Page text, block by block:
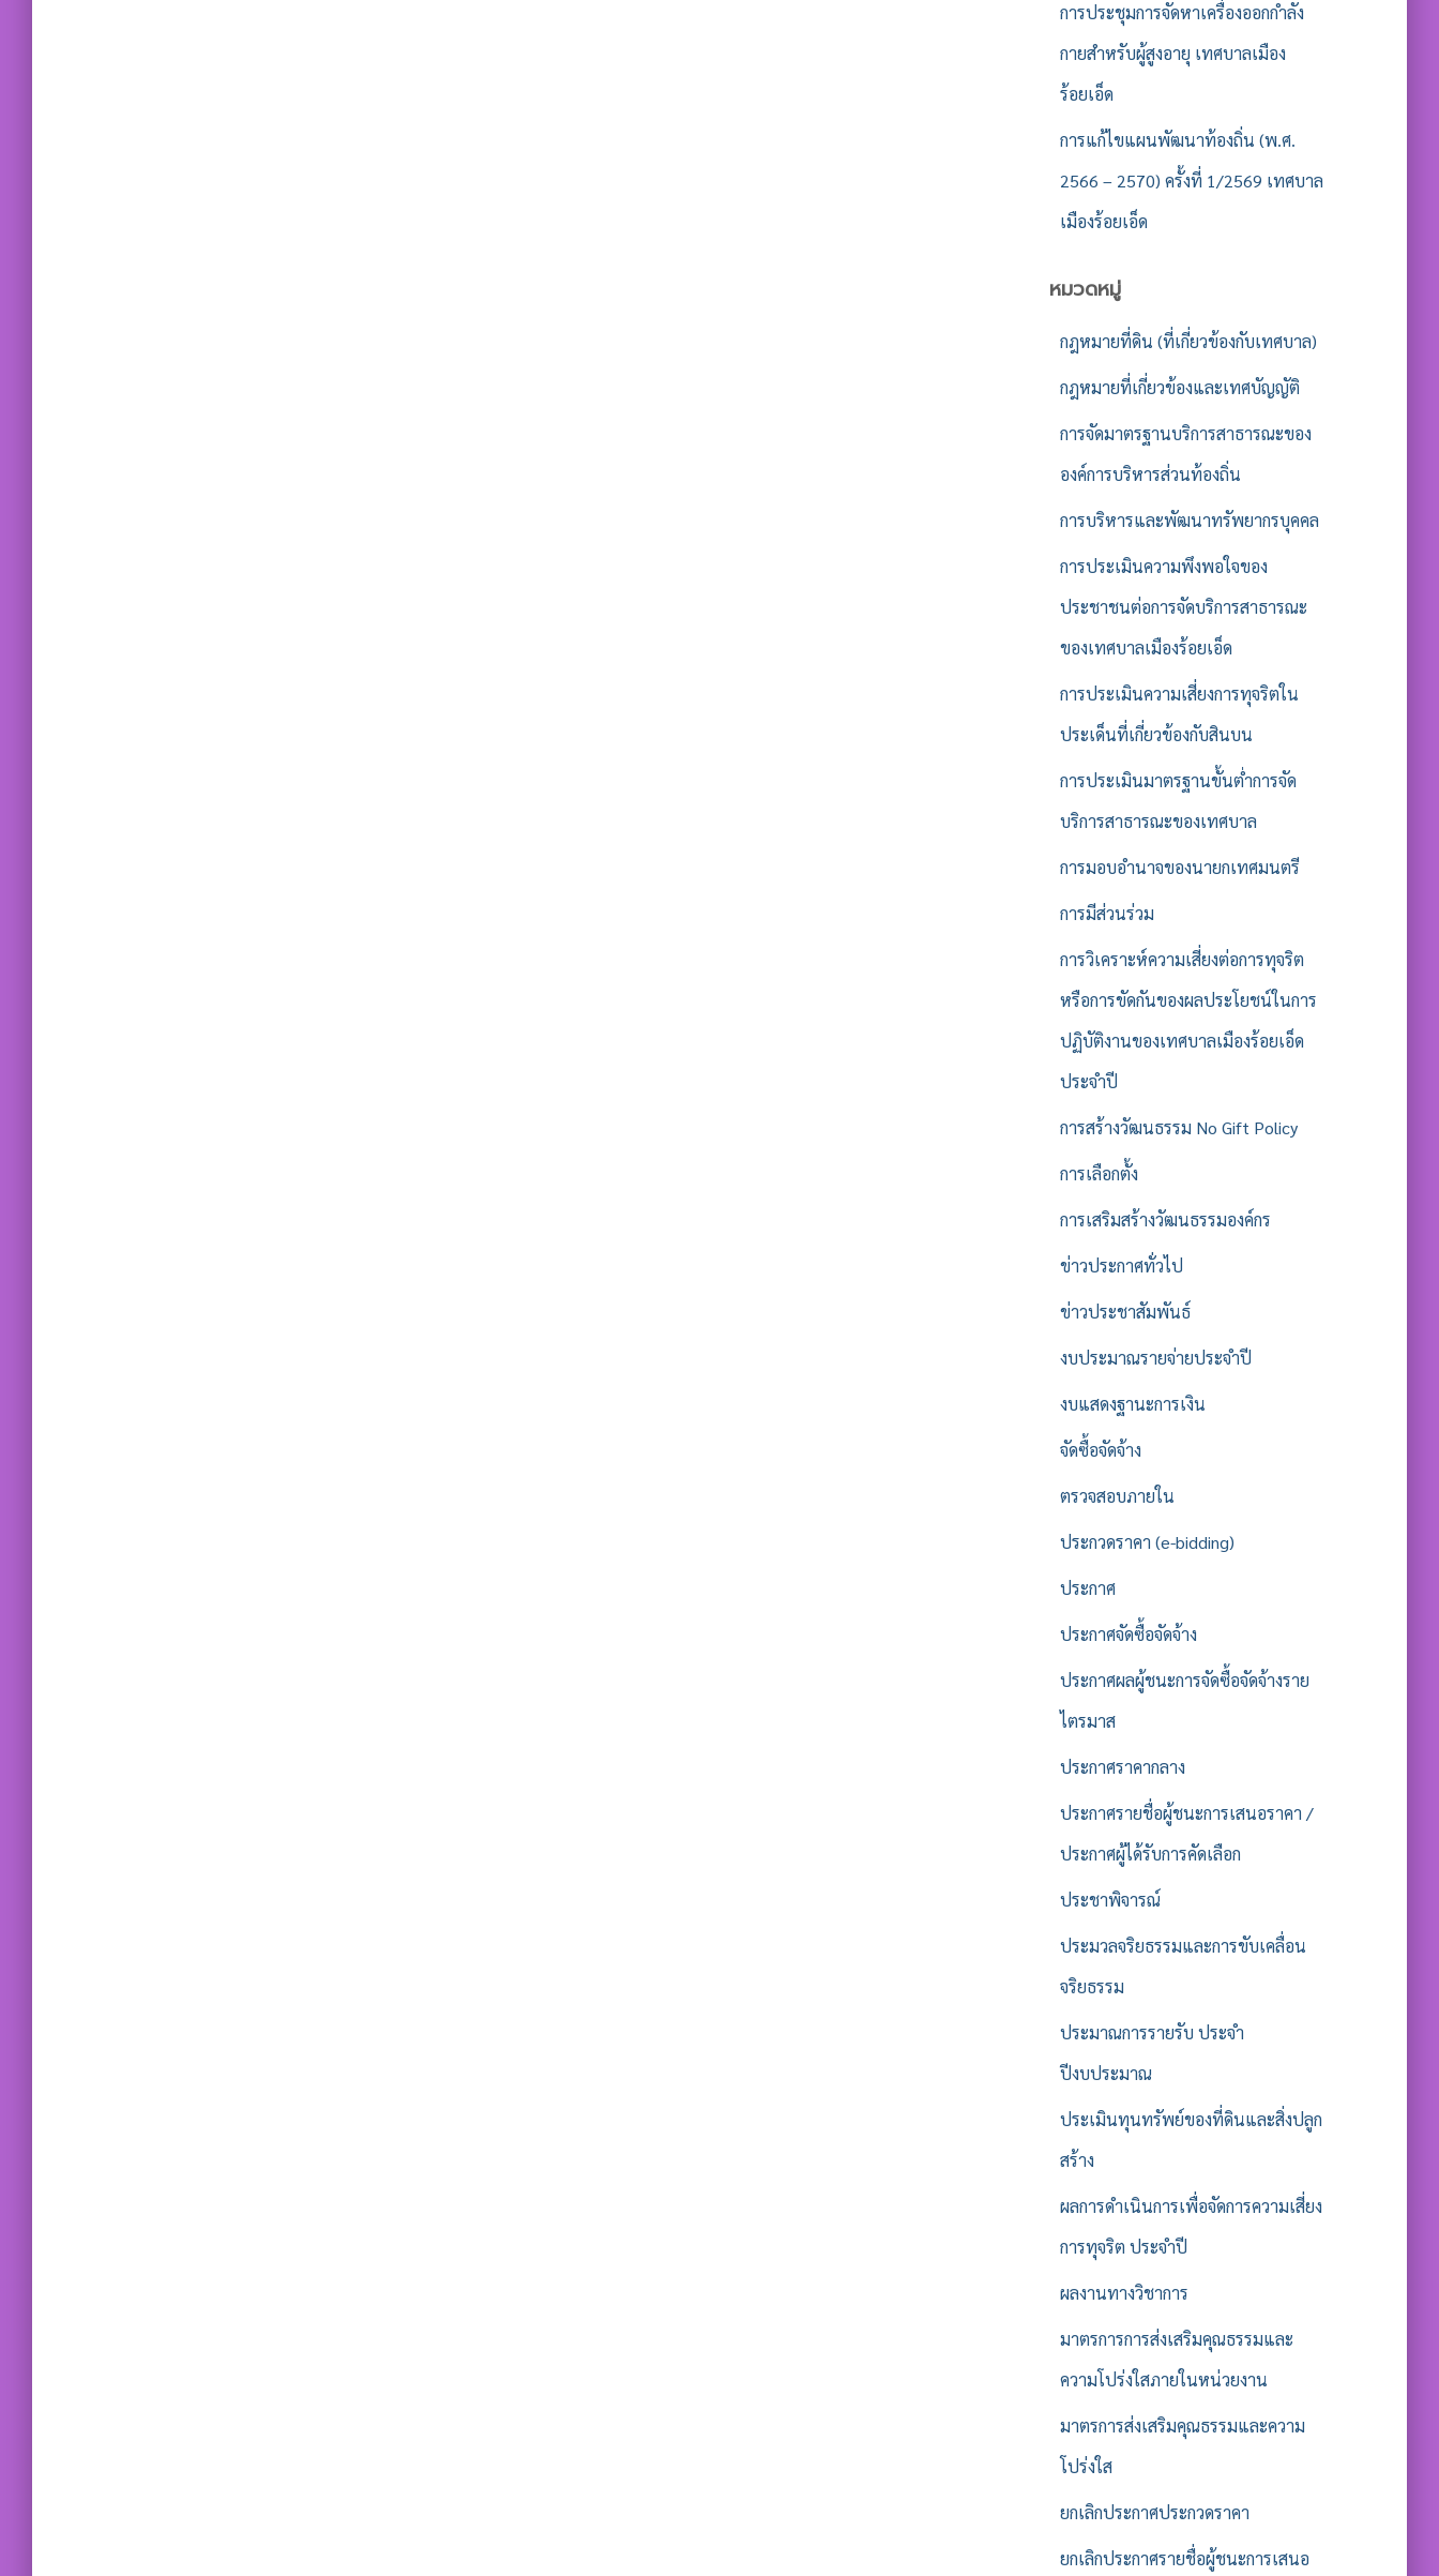
การประชุมการจัดหาเครื่องออกกำลัง
กายสำหรับผู้สูงอายุ เทศบาลเมือง
ร้อยเอ็ด
การแก้ไขแผนพัฒนาท้องถิ่น (พ.ศ.
2566 – 2570) ครั้งที่ 1/2569 เทศบาล
เมืองร้อยเอ็ด
หมวดหมู่
กฎหมายที่ดิน (ที่เกี่ยวข้องกับเทศบาล)
กฎหมายที่เกี่ยวข้องและเทศบัญญัติ
การจัดมาตรฐานบริการสาธารณะของ
องค์การบริหารส่วนท้องถิ่น
การบริหารและพัฒนาทรัพยากรบุคคล
การประเมินความพึงพอใจของ
ประชาชนต่อการจัดบริการสาธารณะ
ของเทศบาลเมืองร้อยเอ็ด
การประเมินความเสี่ยงการทุจริตใน
ประเด็นที่เกี่ยวข้องกับสินบน
การประเมินมาตรฐานขั้นต่ำการจัด
บริการสาธารณะของเทศบาล
การมอบอำนาจของนายกเทศมนตรี
การมีส่วนร่วม
การวิเคราะห์ความเสี่ยงต่อการทุจริต
หรือการขัดกันของผลประโยชน์ในการ
ปฏิบัติงานของเทศบาลเมืองร้อยเอ็ด
ประจำปี
การสร้างวัฒนธรรม No Gift Policy
การเลือกตั้ง
การเสริมสร้างวัฒนธรรมองค์กร
ข่าวประกาศทั่วไป
ข่าวประชาสัมพันธ์
งบประมาณรายจ่ายประจำปี
งบแสดงฐานะการเงิน
จัดซื้อจัดจ้าง
ตรวจสอบภายใน
ประกวดราคา (e-bidding)
ประกาศ
ประกาศจัดซื้อจัดจ้าง
ประกาศผลผู้ชนะการจัดซื้อจัดจ้างราย
ไตรมาส
ประกาศราคากลาง
ประกาศรายชื่อผู้ชนะการเสนอราคา /
ประกาศผู้ได้รับการคัดเลือก
ประชาพิจารณ์
ประมวลจริยธรรมและการขับเคลื่อน
จริยธรรม
ประมาณการรายรับ ประจำ
ปีงบประมาณ
ประเมินทุนทรัพย์ของที่ดินและสิ่งปลูก
สร้าง
ผลการดำเนินการเพื่อจัดการความเสี่ยง
การทุจริต ประจำปี
ผลงานทางวิชาการ
มาตรการการส่งเสริมคุณธรรมและ
ความโปร่งใสภายในหน่วยงาน
มาตรการส่งเสริมคุณธรรมและความ
โปร่งใส
ยกเลิกประกาศประกวดราคา
ยกเลิกประกาศรายชื่อผู้ชนะการเสนอ